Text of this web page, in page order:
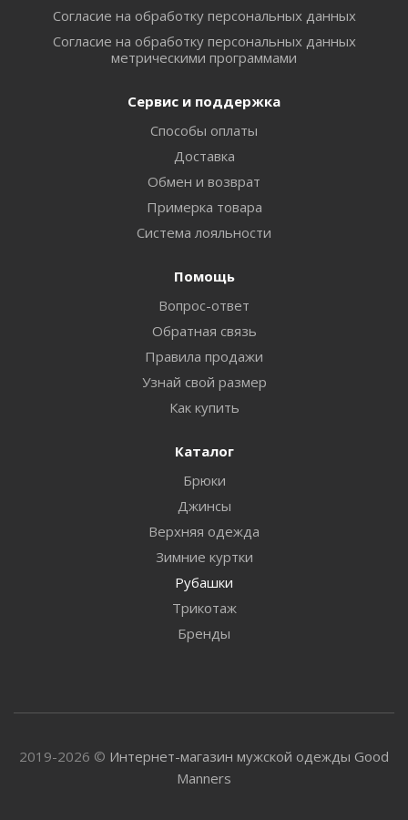
Согласие на обработку персональных данных
Согласие на обработку персональных данных
метрическими программами
Сервис и поддержка
Способы оплаты
Доставка
Обмен и возврат
Примерка товара
Система лояльности
Помощь
Вопрос-ответ
Обратная связь
Правила продажи
Узнай свой размер
Как купить
Каталог
Брюки
Джинсы
Верхняя одежда
Зимние куртки
Рубашки
Трикотаж
Бренды
2019-2026 © Интернет-магазин мужской одежды Good
Manners